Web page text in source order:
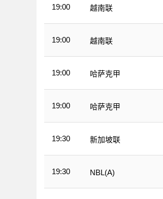
19:00 越南联
19:00 越南联
19:00 哈萨克甲
19:00 哈萨克甲
19:30 新加坡联
19:30 NBL(A)